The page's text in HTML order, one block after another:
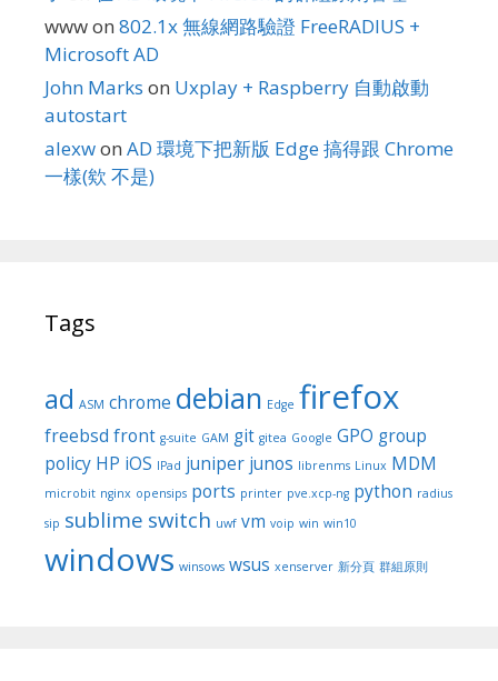
wwwon 802.1x 無線網路驗證 FreeRADIUS +
Microsoft AD
John Marks on Uxplay + Raspberry 自動啟動
autostart
alexwon AD 環境下把新版 Edge 搞得跟 Chrome
一樣(欸 不是)
Tags
ad ASM chrome debian Edge firefox
freebsd front g-suite GAM git gitea Google GPO group
policy HP iOS IPad juniper junos librenms Linux MDM
microbit nginx opensips ports printer pve.xcp-ng python radius
sip sublime switch uwf vm voip win win10
windows winsows wsus xenserver 新分頁 群組原則